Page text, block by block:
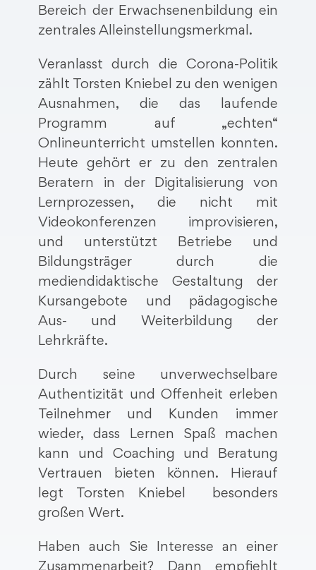
Bereich der Erwachsenenbildung ein
zentrales Alleinstellungsmerkmal.
Veranlasst durch die Corona-Politik
zählt Torsten Kniebel zu den wenigen
Ausnahmen, die das laufende
Programm auf „echten“
Onlineunterricht umstellen konnten.
Heute gehört er zu den zentralen
Beratern in der Digitalisierung von
Lernprozessen, die nicht mit
Videokonferenzen improvisieren,
und unterstützt Betriebe und
Bildungsträger durch die
mediendidaktische Gestaltung der
Kursangebote und pädagogische
Aus- und Weiterbildung der
Lehrkräfte.
Durch seine unverwechselbare
Authentizität und Offenheit erleben
Teilnehmer und Kunden immer
wieder, dass Lernen Spaß machen
kann und Coaching und Beratung
Vertrauen bieten können. Hierauf
legt Torsten Kniebel besonders
großen Wert.
Haben auch Sie Interesse an einer
Zusammenarbeit? Dann empfiehlt